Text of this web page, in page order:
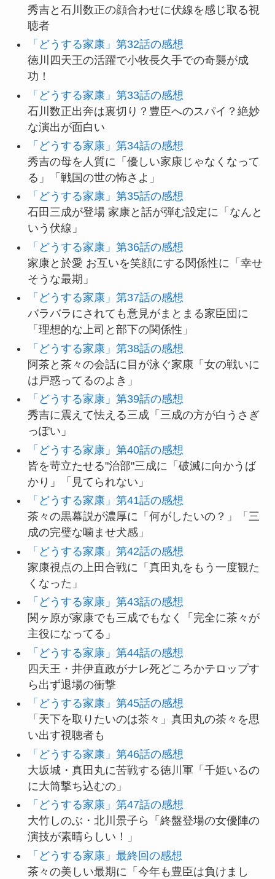
秀吉と石川数正の顔合わせに伏線を感じ取る視
聴者
「どうする家康」第32話の感想
徳川四天王の活躍で小牧長久手での奇襲が成
功！
「どうする家康」第33話の感想
石川数正出奔は裏切り？豊臣へのスパイ？絶妙
な演出が面白い
「どうする家康」第34話の感想
秀吉の母を人質に「優しい家康じゃなくなって
る」「戦国の世の怖さよ」
「どうする家康」第35話の感想
石田三成が登場 家康と話が弾む設定に「なんと
いう伏線」
「どうする家康」第36話の感想
家康と於愛 お互いを笑顔にする関係性に「幸せ
そうな最期」
「どうする家康」第37話の感想
バラバラにされても意見がまとまる家臣団に
「理想的な上司と部下の関係性」
「どうする家康」第38話の感想
阿茶と茶々の会話に目が泳ぐ家康「女の戦いに
は戸惑ってるのよき」
「どうする家康」第39話の感想
秀吉に震えて怯える三成「三成の方が白うさぎ
っぽい」
「どうする家康」第40話の感想
皆を苛立たせる"治部"三成に「破滅に向かうば
かり」「見てられない」
「どうする家康」第41話の感想
茶々の黒幕説が濃厚に「何がしたいの？」「三
成の完璧な噛ませ犬感」
「どうする家康」第42話の感想
家康視点の上田合戦に「真田丸をもう一度観た
くなった」
「どうする家康」第43話の感想
関ヶ原が家康でも三成でもなく「完全に茶々が
主役になってる」
「どうする家康」第44話の感想
四天王・井伊直政がナレ死どころかテロップす
ら出ず退場の衝撃
「どうする家康」第45話の感想
「天下を取りたいのは茶々」真田丸の茶々を思
い出す視聴者も
「どうする家康」第46話の感想
大坂城・真田丸に苦戦する徳川軍「千姫いるの
に大筒撃ち込むの」
「どうする家康」第47話の感想
大竹しのぶ・北川景子ら「終盤登場の女優陣の
演技が素晴らしい！」
「どうする家康」最終回の感想
茶々の美しい最期に「今年も豊臣は負けまし